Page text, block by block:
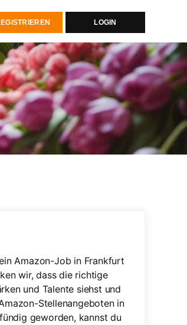
LOGIN
Amazon-Job in Frankfurt
wir, dass die richtige
und Talente siehst und
Stellenangeboten in
geworden, kannst du